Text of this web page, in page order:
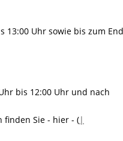
13:00 Uhr sowie bis zum
bis 12:00 Uhr und nach
finden Sie - hier - (|